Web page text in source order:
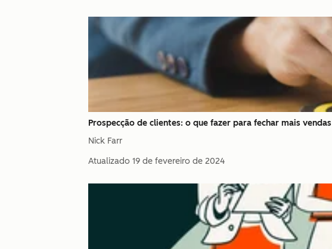
Prospecção de clientes: o que fazer para fechar mais vendas
Nick Farr
Atualizado 19 de fevereiro de 2024